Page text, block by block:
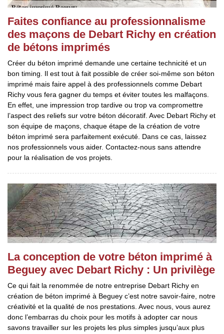
Faites confiance au professionnalisme
des maçons de Debart Richy en création
de bétons imprimés
Créer du béton imprimé demande une certaine technicité et un
bon timing. Il est tout à fait possible de créer soi-même son béton
imprimé mais faire appel à des professionnels comme Debart
Richy vous fera gagner du temps et éviter toutes les malfaçons.
En effet, une impression trop tardive ou trop va compromettre
l’aspect des reliefs sur votre béton décoratif. Avec Debart Richy et
son équipe de maçons, chaque étape de la création de votre
béton imprimé sera parfaitement exécuté. Dans ce cas, laissez
nos professionnels vous aider. Contactez-nous sans attendre
pour la réalisation de vos projets.
La conception de votre béton imprimé à
Beguey avec Debart Richy : Un privilège
Ce qui fait la renommée de notre entreprise Debart Richy en
création de béton imprimé à Beguey c’est notre savoir-faire, notre
créativité et la qualité de nos prestations. Avec nous, vous aurez
donc l’embarras du choix pour les motifs à adopter car nous
savons travailler sur les projets les plus simples jusqu’aux plus